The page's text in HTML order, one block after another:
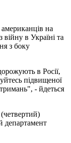
на
в Україні та
з боку
в Росії,
підвищеної
- йдеться
департамент